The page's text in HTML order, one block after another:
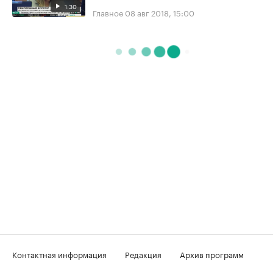
1:30 Главное 08 авг 2018, 15:00
Контактная информация Редакция
Архив программ